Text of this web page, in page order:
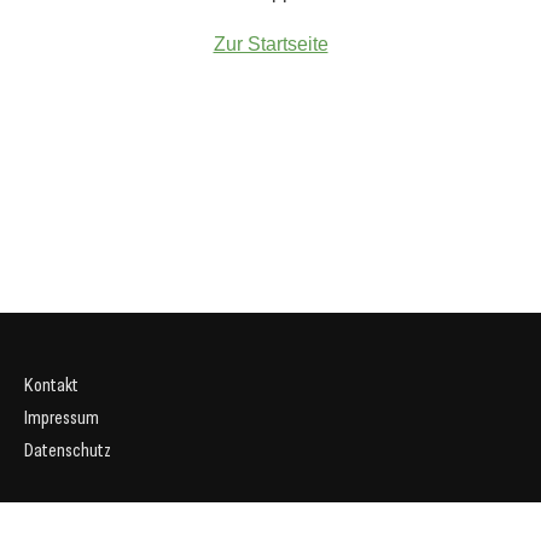
Zur Startseite
Kontakt
Impressum
Datenschutz